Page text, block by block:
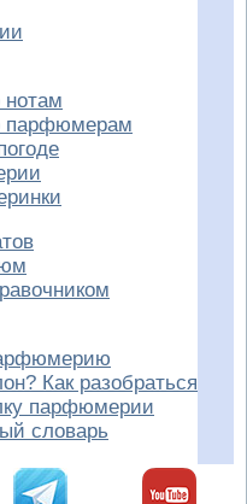
парфюмерам
Как разобраться
парфюмерии
словарь